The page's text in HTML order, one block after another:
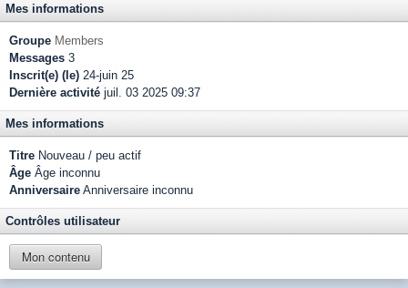
Mes informations
Groupe Members
Messages 3
Inscrit(e) (le) 24-juin 25
Dernière activité juil. 03 2025 09:37
Mes informations
Titre Nouveau / peu actif
Âge Âge inconnu
Anniversaire Anniversaire inconnu
Contrôles utilisateur
Mon contenu